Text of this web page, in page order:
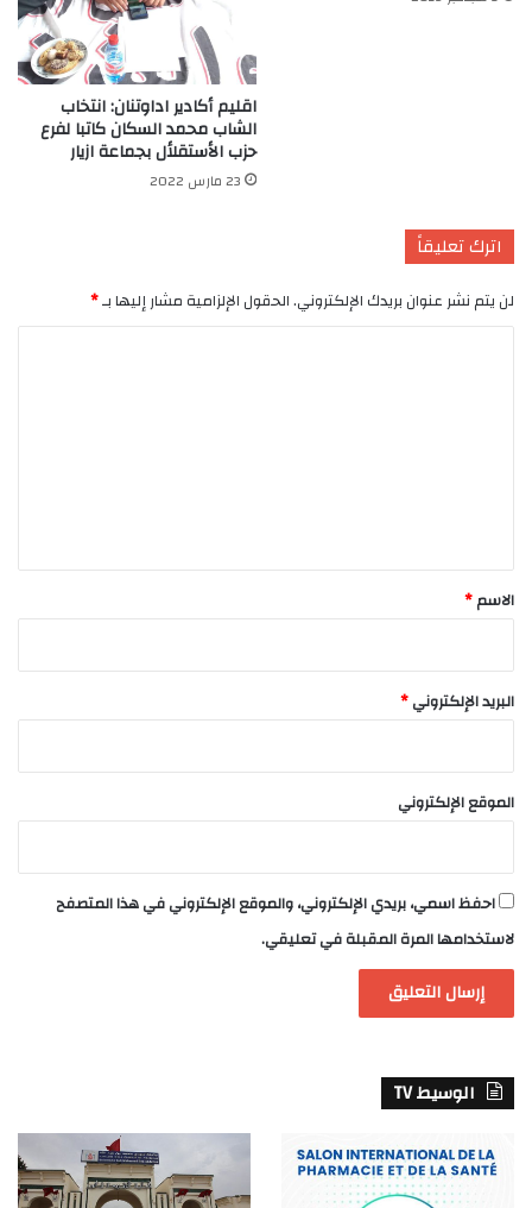
اقليم أكادير اداوتنان: انتخاب
الشاب محمد السكان كاتبا لفرع
حزب الأستقلأل بجماعة ازيار
23 مارس 2022
اترك تعليقاً
لن يتم نشر عنوان بريدك الإلكتروني.الحقول الإلزامية مشار إليها بـ*
*
الاسم*
البريد الإلكتروني*
الموقع الإلكتروني
احفظ اسمي، بريدي الإلكتروني، والموقع الإلكتروني في هذا المتصفح
لاستخدامها المرة المقبلة في تعليقي.
الوسيط TV